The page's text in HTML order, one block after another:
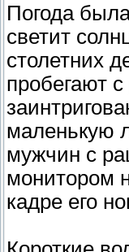
Погода
светит
столетних
пробегают
маленькую
мужчин с
монитором
кадре его